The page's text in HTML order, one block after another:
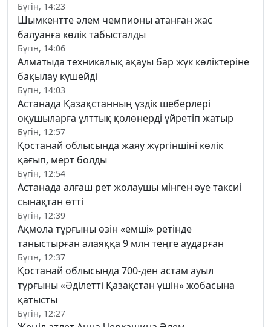
Бүгін, 14:23
Шымкентте әлем чемпионы атанған жас
балуанға көлік табысталды
Бүгін, 14:06
Алматыда техникалық ақауы бар жүк көліктеріне
бақылау күшейді
Бүгін, 14:03
Астанада Қазақстанның үздік шеберлері
оқушыларға ұлттық қолөнерді үйретіп жатыр
Бүгін, 12:57
Қостанай облысында жаяу жүргіншіні көлік
қағып, мерт болды
Бүгін, 12:54
Астанада алғаш рет жолаушы мінген әуе таксиі
сынақтан өтті
Бүгін, 12:39
Ақмола тұрғыны өзін «емші» ретінде
таныстырған алаяққа 9 млн теңге аударған
Бүгін, 12:37
Қостанай облысында 700-ден астам ауыл
тұрғыны «Әділетті Қазақстан үшін» жобасына
қатысты
Бүгін, 12:27